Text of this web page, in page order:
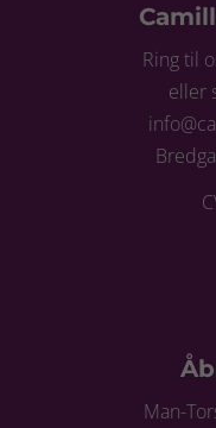
Ring til
eller
Man-